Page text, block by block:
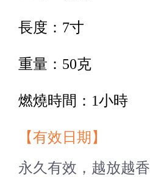
長度：7寸
重量：50克
燃燒時間：1小時
【有效日期】
永久有效，越放越香